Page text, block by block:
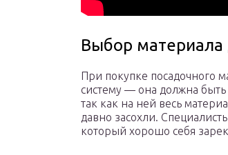
Выбор материала
При покупке посадочного
систему — она должна быть
так как на ней весь
давно засохли.
который хорошо себя